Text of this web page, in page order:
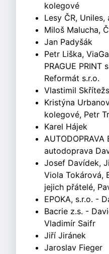
kolegové
Lesy ČR,
Miloš Malucha,
Jan Padyšák
Petr Liška,
PRAGUE
Reformát s.r.o.
Vlastimil
Kristýna
kolegové, Petr
Karel Hájek
autodoprava
Josef Davídek,
Viola Tokárová,
jejich přátelé,
EPOKA, s.r.o. -
Bacrie z.s. -
Vladimír Saifr
Jiří Jiránek
Jaroslav Fieger